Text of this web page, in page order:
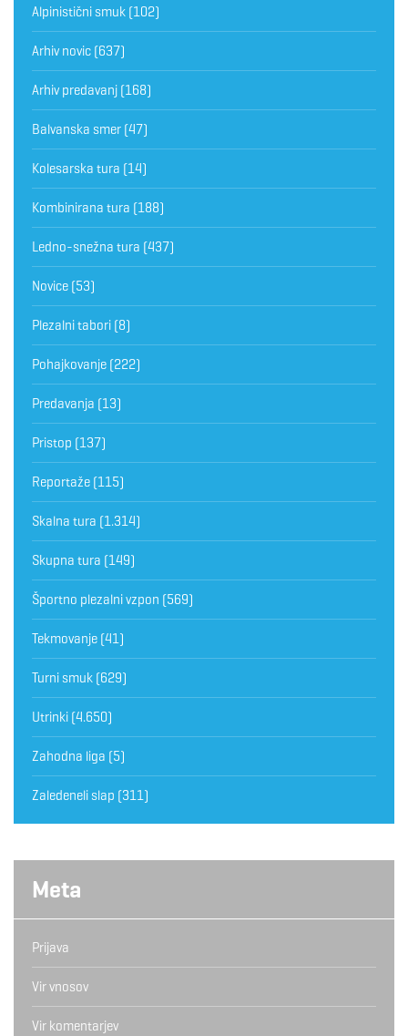
Alpinistični smuk (102)
Arhiv novic (637)
Arhiv predavanj (168)
Balvanska smer (47)
Kolesarska tura (14)
Kombinirana tura (188)
Ledno-snežna tura (437)
Novice (53)
Plezalni tabori (8)
Pohajkovanje (222)
Predavanja (13)
Pristop (137)
Reportaže (115)
Skalna tura (1.314)
Skupna tura (149)
Športno plezalni vzpon (569)
Tekmovanje (41)
Turni smuk (629)
Utrinki (4.650)
Zahodna liga (5)
Zaledeneli slap (311)
Meta
Prijava
Vir vnosov
Vir komentarjev